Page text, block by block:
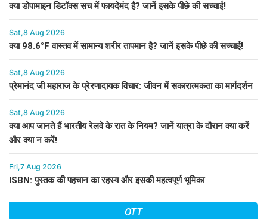
क्या डोपामाइन डिटॉक्स सच में फायदेमंद है? जानें इसके पीछे की सच्चाई!
Sat,8 Aug 2026
क्या 98.6°F वास्तव में सामान्य शरीर तापमान है? जानें इसके पीछे की सच्चाई!
Sat,8 Aug 2026
प्रेमानंद जी महाराज के प्रेरणादायक विचार: जीवन में सकारात्मकता का मार्गदर्शन
Sat,8 Aug 2026
क्या आप जानते हैं भारतीय रेलवे के रात के नियम? जानें यात्रा के दौरान क्या करें
और क्या न करें!
Fri,7 Aug 2026
ISBN: पुस्तक की पहचान का रहस्य और इसकी महत्वपूर्ण भूमिका
OTT